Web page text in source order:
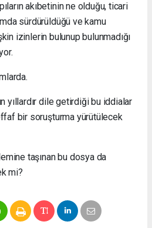
akıbetinin ne olduğu, ticari
sürdürüldüğü ve kamu
izinlerin bulunup bulunmadığı
yıllardır dile getirdiği bu iddialar
bir soruşturma yürütülecek
taşınan bu dosya da
mi?